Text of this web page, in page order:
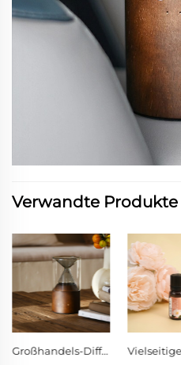
Verwandte Produkte
Großhandels-Diffuser mit farbenfroher Beleuchtung, aus Holz und Glas, mit Nebulisierungsfunktion